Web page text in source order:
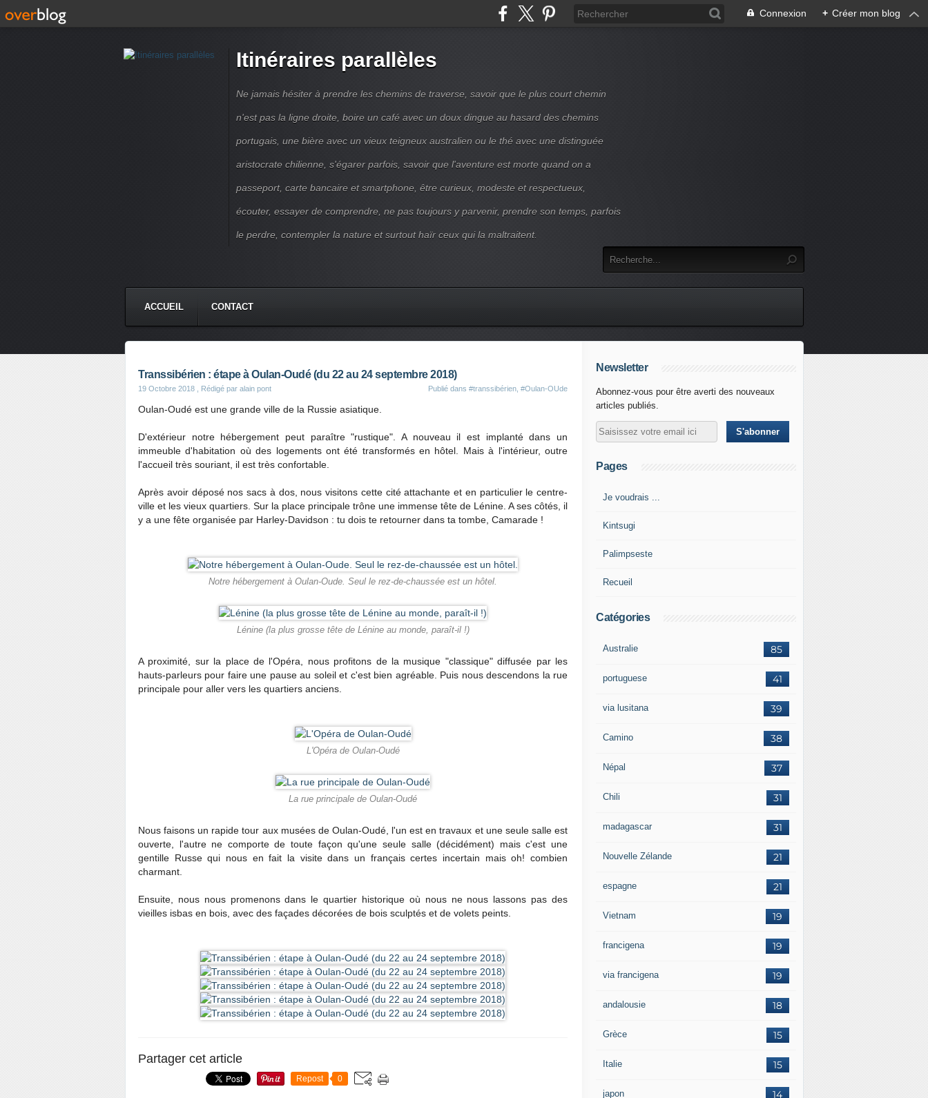
Connexion + Créer mon blog
Itinéraires parallèles
Ne jamais hésiter à prendre les chemins de traverse, savoir que le plus court chemin
n'est pas la ligne droite, boire un café avec un doux dingue au hasard des chemins
portugais, une bière avec un vieux teigneux australien ou le thé avec une distinguée
aristocrate chilienne, s'égarer parfois, savoir que l'aventure est morte quand on a
passeport, carte bancaire et smartphone, être curieux, modeste et respectueux,
écouter, essayer de comprendre, ne pas toujours y parvenir, prendre son temps, parfois
le perdre, contempler la nature et surtout haïr ceux qui la maltraitent.
ACCUEIL CONTACT
Transsibérien : étape à Oulan-Oudé (du 22 au 24 septembre 2018)
19 Octobre 2018 , Rédigé par alain pont Publié dans #transsibérien #Oulan-OUde
Oulan-Oudé est une grande ville de la Russie asiatique.
D'extérieur notre hébergement peut paraître "rustique". A nouveau il est implanté dans un
immeuble d'habitation où des logements ont été transformés en hôtel. Mais à l'intérieur, outre
l'accueil très souriant, il est très confortable.
Après avoir déposé nos sacs à dos, nous visitons cette cité attachante et en particulier le centre-
ville et les vieux quartiers. Sur la place principale trône une immense tête de Lénine. A ses côtés, il
y a une fête organisée par Harley-Davidson : tu dois te retourner dans ta tombe, Camarade !
Notre hébergement à Oulan-Oude. Seul le rez-de-chaussée est un hôtel.
Lénine (la plus grosse tête de Lénine au monde, paraît-il !)
A proximité, sur la place de l'Opéra, nous profitons de la musique "classique" diffusée par les
hauts-parleurs pour faire une pause au soleil et c'est bien agréable. Puis nous descendons la rue
principale pour aller vers les quartiers anciens.
L'Opéra de Oulan-Oudé
La rue principale de Oulan-Oudé
Nous faisons un rapide tour aux musées de Oulan-Oudé, l'un est en travaux et une seule salle est
ouverte, l'autre ne comporte de toute façon qu'une seule salle (décidément) mais c'est une
gentille Russe qui nous en fait la visite dans un français certes incertain mais oh! combien
charmant.
Ensuite, nous nous promenons dans le quartier historique où nous ne nous lassons pas des
vieilles isbas en bois, avec des façades décorées de bois sculptés et de volets peints.
Partager cet article
Repost 0
Newsletter
Abonnez-vous pour être averti des nouveaux
articles publiés.
Pages
Je voudrais ...
Kintsugi
Palimpseste
Recueil
Catégories
85
Australie
41
portuguese
39
via lusitana
38
Camino
37
Népal
31
Chili
31
madagascar
21
Nouvelle Zélande
21
espagne
19
Vietnam
19
francigena
19
via francigena
18
andalousie
15
Grèce
15
Italie
14
japon